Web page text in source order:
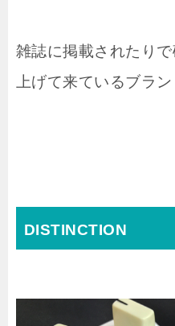
雑誌に掲載されたり
上げて来ているブラン
DISTINCTION